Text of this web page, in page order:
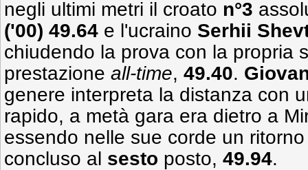
negli ultimi metri il croato n°3
('00) 49.64 e l'ucraino Serhii
chiudendo la prova con la propria
prestazione all-time, 49.40.
genere interpreta la distanza con
rapido, a metà gara era dietro a
essendo nelle sue corde un
concluso al sesto posto, 49.94.